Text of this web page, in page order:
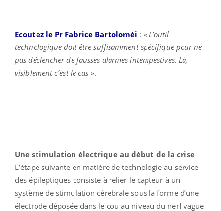
Ecoutez le Pr Fabrice Bartoloméi : « L’outil
technologique doit être suffisamment spécifique pour ne
pas déclencher de fausses alarmes intempestives. Là,
visiblement c’est le cas ».
Une stimulation électrique au début de la crise
L’étape suivante en matière de technologie au service
des épileptiques consiste à relier le capteur à un
système de stimulation cérébrale sous la forme d’une
électrode déposée dans le cou au niveau du nerf vague